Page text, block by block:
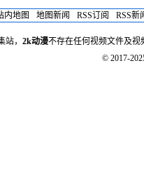
内地图 地图新闻 RSS订阅 RSS新
， 2k动漫不存在任何视频文件及视
© 2017-